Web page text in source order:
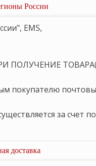
России
EMS,
ПОЛУЧЕНИЕ ТОВАРА(
покупателю
за счет
доставка